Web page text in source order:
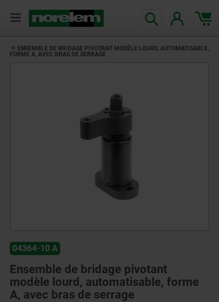
ENSEMBLE DE BRIDAGE PIVOTANT MODÈLE LOURD, AUTOMATISABLE,
FORME A, AVEC BRAS DE SERRAGE
04364-10 A
Ensemble de bridage pivotant
modèle lourd, automatisable, forme
A, avec bras de serrage